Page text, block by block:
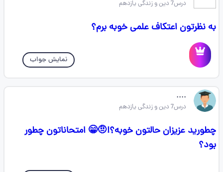
درس7 دین و زندگی یازدهم
به نظرتون اعتکاف علمی خوبه برم؟
نمایش جواب
....
درس7 دین و زندگی یازدهم
چطورید عزیزان حالتون خوبه؟!🤨😁 امتحاناتون چطور
بود؟